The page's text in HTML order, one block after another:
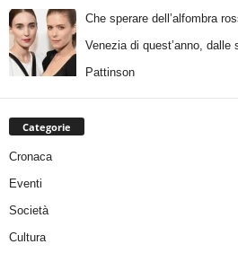
Che sperare dell’alfombra
Venezia di quest’anno, dalle
Pattinson
Categorie
Cronaca
Eventi
Società
Cultura